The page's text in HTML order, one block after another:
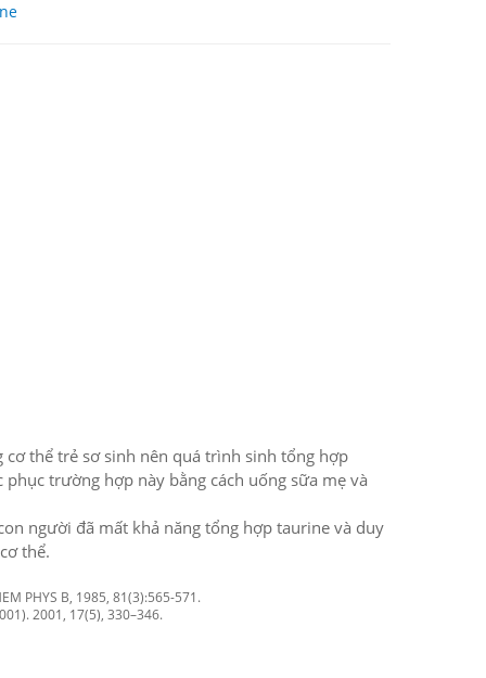
cơ thể trẻ sơ sinh nên quá trình sinh tổng hợp
trường hợp này bằng cách uống sữa mẹ và
người đã mất khả năng tổng hợp taurine và duy
thể.
PHYS B, 1985, 81(3):565-571.
2001, 17(5), 330–346.